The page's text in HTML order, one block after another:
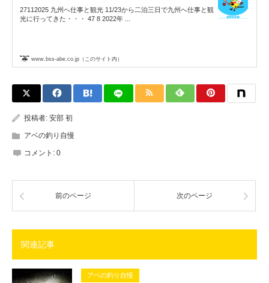
27112025 九州へ仕事と観光 11/23から二泊三日で九州へ仕事と観
光に行ってきた・・・ 47 8 2022年 ...
www.bss-abe.co.jp（このサイト内）
投稿者: 安部 初
アベの釣り自慢
コメント: 0
前のページ 次のページ
関連記事
アベの釣り自慢